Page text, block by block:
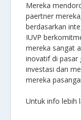
Mereka
paertner
berdasarkan
IUVP
mereka sangat
inovatif di pasar
investasi dan
mereka
Untuk info lebih